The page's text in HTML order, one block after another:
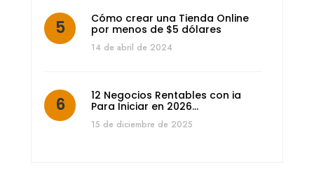
Cómo crear una Tienda Online
por menos de $5 dólares
14 de abril de 2024
12 Negocios Rentables con ia
Para Iniciar en 2026…
15 de diciembre de 2025